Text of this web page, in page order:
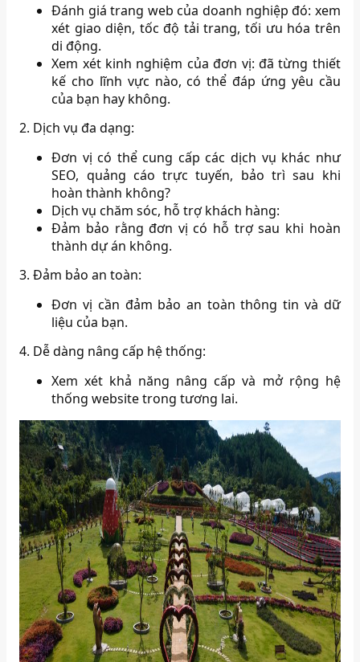
Đánh giá trang web của doanh nghiệp đó: xem
xét giao diện, tốc độ tải trang, tối ưu hóa trên
di động.
Xem xét kinh nghiệm của đơn vị: đã từng thiết
kế cho lĩnh vực nào, có thể đáp ứng yêu cầu
của bạn hay không.
2. Dịch vụ đa dạng:
Đơn vị có thể cung cấp các dịch vụ khác như
SEO, quảng cáo trực tuyến, bảo trì sau khi
hoàn thành không?
Dịch vụ chăm sóc, hỗ trợ khách hàng:
Đảm bảo rằng đơn vị có hỗ trợ sau khi hoàn
thành dự án không.
3. Đảm bảo an toàn:
Đơn vị cần đảm bảo an toàn thông tin và dữ
liệu của bạn.
4. Dễ dàng nâng cấp hệ thống:
Xem xét khả năng nâng cấp và mở rộng hệ
thống website trong tương lai.